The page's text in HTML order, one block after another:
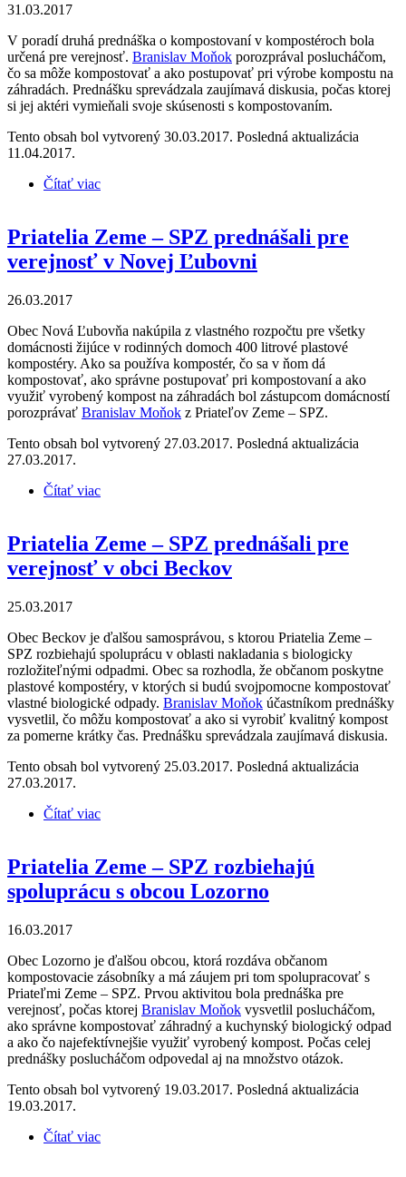
31.03.2017
V poradí druhá prednáška o kompostovaní v kompostéroch bola
určená pre verejnosť. Branislav Moňok porozprával poslucháčom,
čo sa môže kompostovať a ako postupovať pri výrobe kompostu na
záhradách. Prednášku sprevádzala zaujímavá diskusia, počas ktorej
si jej aktéri vymieňali svoje skúsenosti s kompostovaním.
Tento obsah bol vytvorený 30.03.2017. Posledná aktualizácia
11.04.2017.
Čítať viac
Priatelia Zeme – SPZ prednášali pre
verejnosť v Novej Ľubovni
26.03.2017
Obec Nová Ľubovňa nakúpila z vlastného rozpočtu pre všetky
domácnosti žijúce v rodinných domoch 400 litrové plastové
kompostéry. Ako sa používa kompostér, čo sa v ňom dá
kompostovať, ako správne postupovať pri kompostovaní a ako
využiť vyrobený kompost na záhradách bol zástupcom domácností
porozprávať Branislav Moňok z Priateľov Zeme – SPZ.
Tento obsah bol vytvorený 27.03.2017. Posledná aktualizácia
27.03.2017.
Čítať viac
Priatelia Zeme – SPZ prednášali pre
verejnosť v obci Beckov
25.03.2017
Obec Beckov je ďalšou samosprávou, s ktorou Priatelia Zeme –
SPZ rozbiehajú spoluprácu v oblasti nakladania s biologicky
rozložiteľnými odpadmi. Obec sa rozhodla, že občanom poskytne
plastové kompostéry, v ktorých si budú svojpomocne kompostovať
vlastné biologické odpady. Branislav Moňok účastníkom prednášky
vysvetlil, čo môžu kompostovať a ako si vyrobiť kvalitný kompost
za pomerne krátky čas. Prednášku sprevádzala zaujímavá diskusia.
Tento obsah bol vytvorený 25.03.2017. Posledná aktualizácia
27.03.2017.
Čítať viac
Priatelia Zeme – SPZ rozbiehajú
spoluprácu s obcou Lozorno
16.03.2017
Obec Lozorno je ďalšou obcou, ktorá rozdáva občanom
kompostovacie zásobníky a má záujem pri tom spolupracovať s
Priateľmi Zeme – SPZ. Prvou aktivitou bola prednáška pre
verejnosť, počas ktorej Branislav Moňok vysvetlil poslucháčom,
ako správne kompostovať záhradný a kuchynský biologický odpad
a ako čo najefektívnejšie využiť vyrobený kompost. Počas celej
prednášky poslucháčom odpovedal aj na množstvo otázok.
Tento obsah bol vytvorený 19.03.2017. Posledná aktualizácia
19.03.2017.
Čítať viac